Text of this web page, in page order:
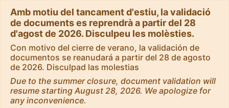
Amb motiu del tancament d'estiu, la validació
de documents es reprendrà a partir del 28
d'agost de 2026. Disculpeu les molèsties.
Con motivo del cierre de verano, la validación de
documentos se reanudará a partir del 28 de agosto
de 2026. Disculpad las molestias
Due to the summer closure, document validation will
resume starting August 28, 2026. We apologize for
any inconvenience.